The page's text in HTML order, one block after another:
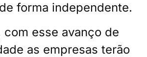
forma independente.
com esse avanço de
as empresas terão